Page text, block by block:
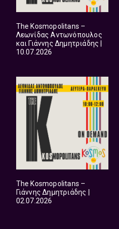
The Kosmopolitans –
Λεωνίδας Αντωνόπουλος
και Γιάννης Δημητριάδης |
10.07.2026
The Kosmopolitans –
Γιάννης Δημητριάδης |
02.07.2026